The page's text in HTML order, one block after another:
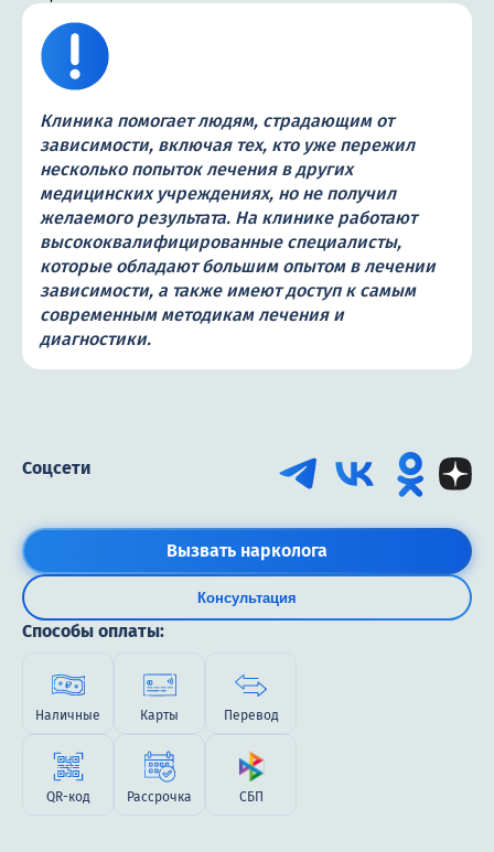
Клиника помогает людям, страдающим от
зависимости, включая тех, кто уже пережил
несколько попыток лечения в других
медицинских учреждениях, но не получил
желаемого результата. На клинике работают
высококвалифицированные специалисты,
которые обладают большим опытом в лечении
зависимости, а также имеют доступ к самым
современным методикам лечения и
диагностики.
Соцсети
Вызвать нарколога
Консультация
Способы оплаты:
Наличные Карты Перевод
QR-код Рассрочка СБП